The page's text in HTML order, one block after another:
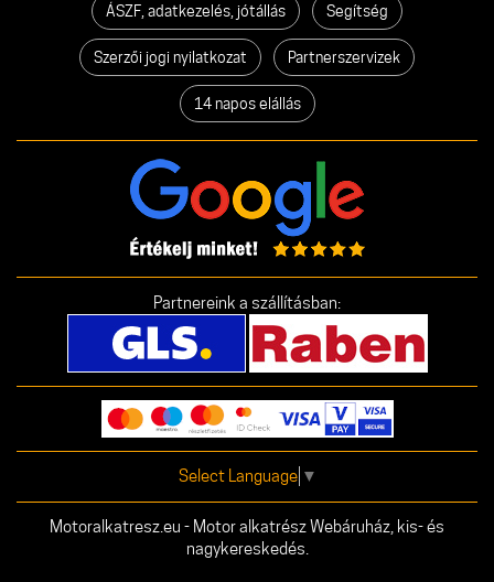
ÁSZF, adatkezelés, jótállás Segítség
Szerzői jogi nyilatkozat Partnerszervizek
14 napos elállás
Partnereink a szállításban:
Select Language ▼
Motoralkatresz.eu - Motor alkatrész Webáruház, kis- és
nagykereskedés.